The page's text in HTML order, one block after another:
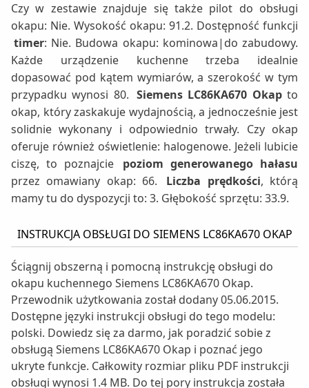
Czy w zestawie znajduje się także pilot do obsługi
okapu: Nie. Wysokość okapu: 91.2. Dostępność funkcji
timer: Nie. Budowa okapu: kominowa|do zabudowy.
Każde urządzenie kuchenne trzeba idealnie
dopasować pod kątem wymiarów, a szerokość w tym
przypadku wynosi 80. Siemens LC86KA670 Okapto
okap, który zaskakuje wydajnością, a jednocześnie jest
solidnie wykonany i odpowiednio trwały. Czy okap
oferuje również oświetlenie: halogenowe. Jeżeli lubicie
ciszę, to poznajcie
poziom generowanego hałasu
przez omawiany okap: 66.
Liczba prędkości, którą
mamy tu do dyspozycji to: 3. Głębokość sprzętu: 33.9.
INSTRUKCJA OBSŁUGI DO SIEMENS LC86KA670 OKAP
Ściągnij obszerną i pomocną instrukcję obsługi do
okapu kuchennego Siemens LC86KA670 Okap.
Przewodnik użytkowania został dodany 05.06.2015.
Dostępne języki instrukcji obsługi do tego modelu:
polski. Dowiedz się za darmo, jak poradzić sobie z
obsługą Siemens LC86KA670 Okap i poznać jego
ukryte funkcje. Całkowity rozmiar pliku PDF instrukcji
obsługi wynosi 1.4 MB. Do tej pory instrukcja została